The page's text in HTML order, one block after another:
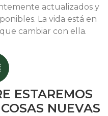
actualizados y
La vida está en
cambiar con ella.
ESTAREMOS
NUEVAS